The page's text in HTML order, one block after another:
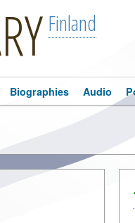
Finland
Biographies Audio